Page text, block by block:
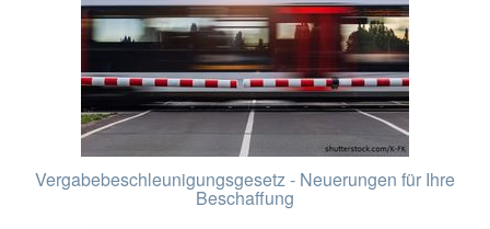
Vergabebeschleunigungsgesetz - Neuerungen für Ihre
Beschaffung